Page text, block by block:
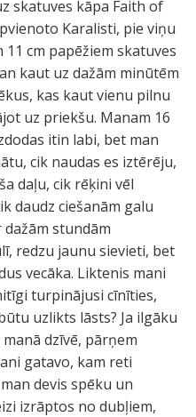
skatuves kāpa Faith of
Karalisti, pie viņu
cm papēžiem skatuves
kaut uz dažām minūtēm
kas kaut vienu pilnu
uz priekšu. Manam 16
itin labi, bet man
cik naudas es iztērēju,
daļu, cik rēķini vēl
daudz ciešanām galu
stundām
redzu jaunu sievieti, bet
vecāka. Liktenis mani
turpinājusi cīnīties,
uzlikts lāsts? Ja ilgāku
dzīvē, pārņem
gatavo, kam reti
devis spēku un
izrāptos no dubļiem,